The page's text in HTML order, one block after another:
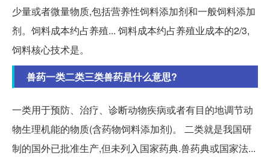
少量或者微量物质,包括营养性饲料添加剂和一般饲料添加
剂。饲料成本约占养殖... 饲料成本约占养殖业成本的2/3,
饲料核心技术是。
兽药一类二类三类兽药是什么意思?
一类用于预防、治疗、诊断动物疾病或者有目的地调节动
物生理机能的物质(含药物饲料添加剂)。 二类就是我国研
制的国外已批准生产,但未列入国家药典.兽药典或国家法...